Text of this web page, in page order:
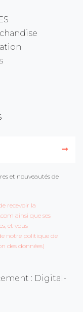
et nouveautés de
recevoir la
ainsi que ses
et vous
notre politique de
des données)
: Digital-